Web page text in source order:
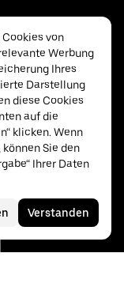
von
Werbung
Ihres
Darstellung
diese Cookies
auf die
klicken. Wenn
Sie den
Ihrer Daten
Verstanden